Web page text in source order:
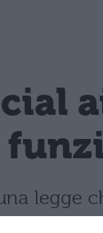
legge